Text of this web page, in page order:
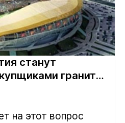
станут
гранита
на этот вопрос